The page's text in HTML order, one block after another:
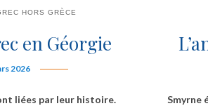
HORS GRÈCE
en Géorgie
2026
liées par leur histoire.
Smyrne